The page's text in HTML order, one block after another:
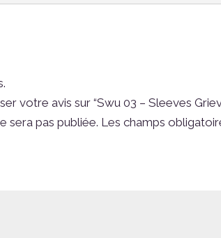
votre avis sur “Swu 03 – Sleeves
sera pas publiée. Les champs